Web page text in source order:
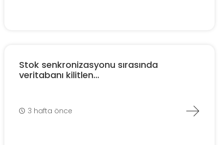
Stok senkronizasyonu sırasında
veritabanı kilitlen...
3 hafta önce